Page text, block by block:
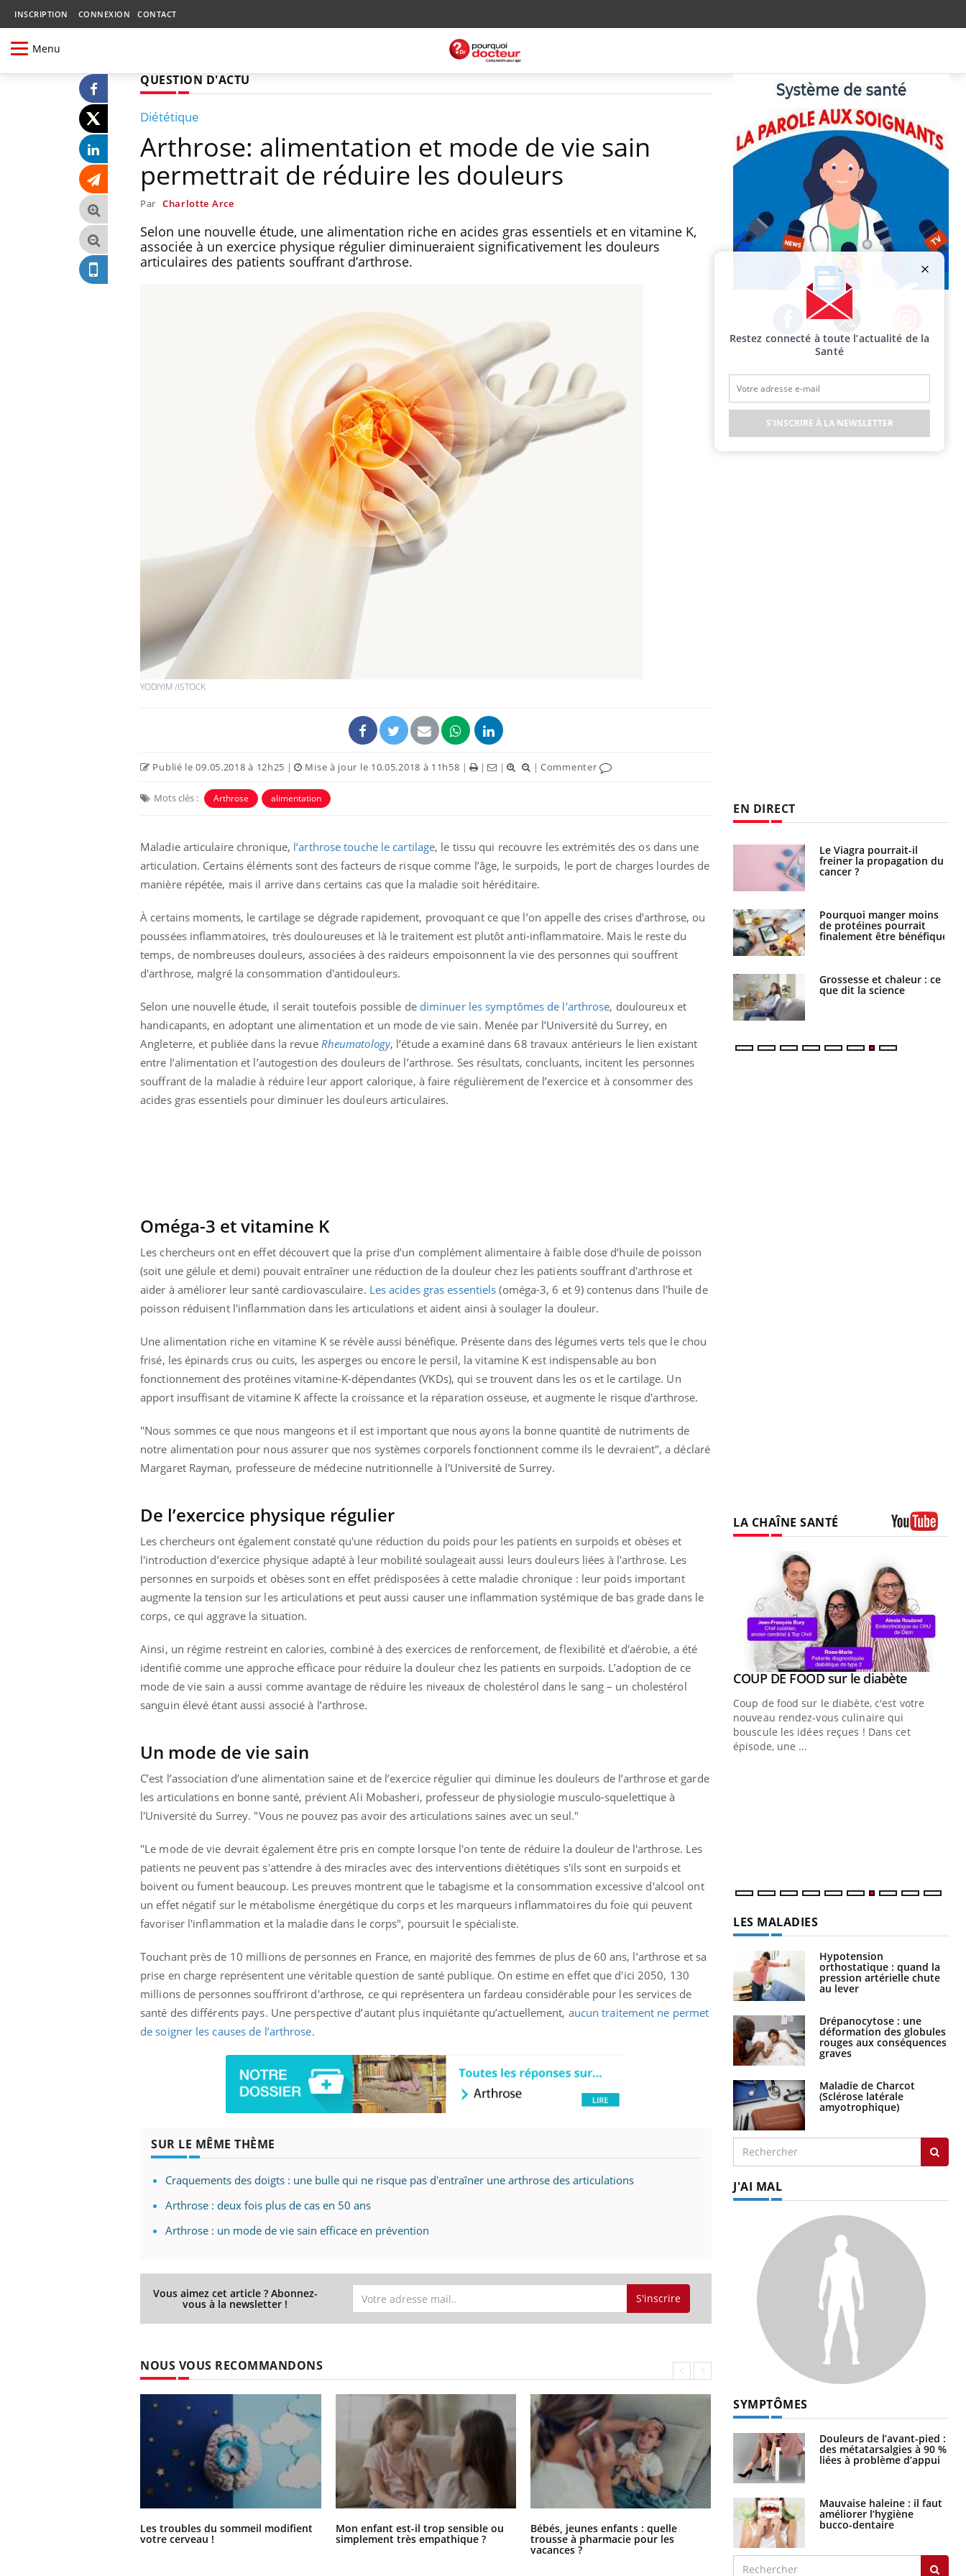
INSCRIPTION CONNEXION CONTACT
Menu
QUESTION D'ACTU
Diététique
Arthrose: alimentation et mode de vie sain
permettrait de réduire les douleurs
Par Charlotte Arce
Selon une nouvelle étude, une alimentation riche en acides gras essentiels et en vitamine K,
associée à un exercice physique régulier diminueraient significativement les douleurs
articulaires des patients souffrant d’arthrose.
YODIYIM /ISTOCK
Publié le 09.05.2018 à 12h25 | Mise à jour le 10.05.2018 à 11h58 | | | |Commenter
Mots clés : Arthrose alimentation
Maladie articulaire chronique, l’arthrose touche le cartilage, le tissu qui recouvre les extrémités des os dans une
articulation. Certains éléments sont des facteurs de risque comme l’âge, le surpoids, le port de charges lourdes de
manière répétée, mais il arrive dans certains cas que la maladie soit héréditaire.
À certains moments, le cartilage se dégrade rapidement, provoquant ce que l’on appelle des crises d’arthrose, ou
poussées inflammatoires, très douloureuses et là le traitement est plutôt anti-inflammatoire. Mais le reste du
temps, de nombreuses douleurs, associées à des raideurs empoisonnent la vie des personnes qui souffrent
d'arthrose, malgré la consommation d'antidouleurs.
Selon une nouvelle étude, il serait toutefois possible de diminuer les symptômes de l’arthrose, douloureux et
handicapants, en adoptant une alimentation et un mode de vie sain. Menée par l’Université du Surrey, en
Angleterre, et publiée dans la revue Rheumatology, l’étude a examiné dans 68 travaux antérieurs le lien existant
entre l’alimentation et l’autogestion des douleurs de l’arthrose. Ses résultats, concluants, incitent les personnes
souffrant de la maladie à réduire leur apport calorique, à faire régulièrement de l’exercice et à consommer des
acides gras essentiels pour diminuer les douleurs articulaires.
Oméga-3 et vitamine K
Les chercheurs ont en effet découvert que la prise d’un complément alimentaire à faible dose d’huile de poisson
(soit une gélule et demi) pouvait entraîner une réduction de la douleur chez les patients souffrant d'arthrose et
aider à améliorer leur santé cardiovasculaire. Les acides gras essentiels (oméga-3, 6 et 9) contenus dans l'huile de
poisson réduisent l'inflammation dans les articulations et aident ainsi à soulager la douleur.
Une alimentation riche en vitamine K se révèle aussi bénéfique. Présente dans des légumes verts tels que le chou
frisé, les épinards crus ou cuits, les asperges ou encore le persil, la vitamine K est indispensable au bon
fonctionnement des protéines vitamine-K-dépendantes (VKDs), qui se trouvent dans les os et le cartilage. Un
apport insuffisant de vitamine K affecte la croissance et la réparation osseuse, et augmente le risque d'arthrose.
"Nous sommes ce que nous mangeons et il est important que nous ayons la bonne quantité de nutriments de
notre alimentation pour nous assurer que nos systèmes corporels fonctionnent comme ils le devraient", a déclaré
Margaret Rayman, professeure de médecine nutritionnelle à l'Université de Surrey.
De l’exercice physique régulier
Les chercheurs ont également constaté qu'une réduction du poids pour les patients en surpoids et obèses et
l'introduction d’exercice physique adapté à leur mobilité soulageait aussi leurs douleurs liées à l'arthrose. Les
personnes en surpoids et obèses sont en effet prédisposées à cette maladie chronique : leur poids important
augmente la tension sur les articulations et peut aussi causer une inflammation systémique de bas grade dans le
corps, ce qui aggrave la situation.
Ainsi, un régime restreint en calories, combiné à des exercices de renforcement, de flexibilité et d'aérobie, a été
identifié comme une approche efficace pour réduire la douleur chez les patients en surpoids. L’adoption de ce
mode de vie sain a aussi comme avantage de réduire les niveaux de cholestérol dans le sang – un cholestérol
sanguin élevé étant aussi associé à l’arthrose.
Un mode de vie sain
C’est l’association d’une alimentation saine et de l’exercice régulier qui diminue les douleurs de l’arthrose et garde
les articulations en bonne santé, prévient Ali Mobasheri, professeur de physiologie musculo-squelettique à
l'Université du Surrey. "Vous ne pouvez pas avoir des articulations saines avec un seul."
"Le mode de vie devrait également être pris en compte lorsque l'on tente de réduire la douleur de l'arthrose. Les
patients ne peuvent pas s'attendre à des miracles avec des interventions diététiques s'ils sont en surpoids et
boivent ou fument beaucoup. Les preuves montrent que le tabagisme et la consommation excessive d'alcool ont
un effet négatif sur le métabolisme énergétique du corps et les marqueurs inflammatoires du foie qui peuvent
favoriser l'inflammation et la maladie dans le corps", poursuit le spécialiste.
Touchant près de 10 millions de personnes en France, en majorité des femmes de plus de 60 ans, l’arthrose et sa
prise en charge représentent une véritable question de santé publique. On estime en effet que d'ici 2050, 130
millions de personnes souffriront d'arthrose, ce qui représentera un fardeau considérable pour les services de
santé des différents pays. Une perspective d’autant plus inquiétante qu’actuellement, aucun traitement ne permet
de soigner les causes de l’arthrose.
SUR LE MÊME THÈME
Craquements des doigts : une bulle qui ne risque pas d'entraîner une arthrose des articulations
Arthrose : deux fois plus de cas en 50 ans
Arthrose : un mode de vie sain efficace en prévention
Vous aimez cet article ? Abonnez-
vous à la newsletter ! S'inscrire
NOUS VOUS RECOMMANDONS
Les troubles du sommeil modifient
votre cerveau !
Mon enfant est-il trop sensible ou
simplement très empathique ?
Bébés, jeunes enfants : quelle
trousse à pharmacie pour les
vacances ?
Syndrome métabolique : quels sont
les meilleurs exercices physiques ?
Facebook Twitter Instagram
EN DIRECT
Toujours connectés :
comment le travail
empiète de plus en plus
sur nos soirées
Cancer colorectal : une
stratégie simple aurait
changé la donne au Pays
Chikungunya, dengue,
t-il dans le sud de la
France ?
Les médicaments GLP-1
protègent-ils aussi les os
?
Cytomégalovirus : ce qui
change dans la prise en
charge des femmes
La sieste empêche-t-elle
VIH : la fin du comprimé
tous les jours se profile-t-
elle enfin ?
Pourquoi votre ventre
gâche-t-il les premiers
jours de vos vacances ?
noyade grimpe-t-il ?
Le Viagra pourrait-il
freiner la propagation du
cancer ?
Pourquoi manger moins
de protéines pourrait
finalement être bénéfique
Grossesse et chaleur : ce
que dit la science
LA CHAÎNE SANTÉ
Eczéma Chronique des Mains : se
préparer pour l’été !Youtube
soleil, activités en plein air… Nos mains
Youtube
Diabète & Ramadan 2026 Youtube
Le Ramadan approche, et, pour de
défis, mais ...
Un « jumeau numérique » pour
faciliter l’accès à la médecine
numérique » permet ...
Youtube
COUP DE FOOD sur le diabèteYoutube
Coup de food sur le diabète, c'est votre
nouveau rendez-vous culinaire qui
bouscule les idées reçues ! Dans cet
épisode, une ...
LES MALADIES
Hypotension
orthostatique : quand la
pression artérielle chute
au lever
Drépanocytose : une
déformation des globules
rouges aux conséquences
graves
Maladie de Charcot
(Sclérose latérale
amyotrophique)
J'AI MAL
SYMPTÔMES
Douleurs de l’avant-pied :
des métatarsalgies à 90 %
liées à problème d’appui
Mauvaise haleine : il faut
améliorer l’hygiène
bucco-dentaire
Restez connecté à toute l’actualité de la
Santé
S'INSCRIRE À LA NEWSLETTER